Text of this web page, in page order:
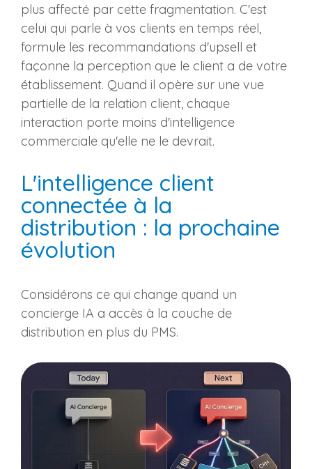
plus affecté par cette fragmentation. C'est
celui qui parle à vos clients en temps réel,
formule les recommandations d'upsell et
façonne la perception que le client a de votre
établissement. Quand il opère sur une vue
partielle de la relation client, chaque
interaction porte moins d'intelligence
commerciale qu'elle ne le devrait.
L'intelligence client
connectée à la
distribution : la prochaine
évolution
Considérons ce qui change quand un
concierge IA a accès à la couche de
distribution en plus du PMS.